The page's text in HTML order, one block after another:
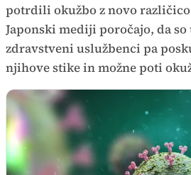
potrdili okužbo z novo
Japonski mediji poročajo, da so
zdravstveni uslužbenci pa
njihove stike in možne poti